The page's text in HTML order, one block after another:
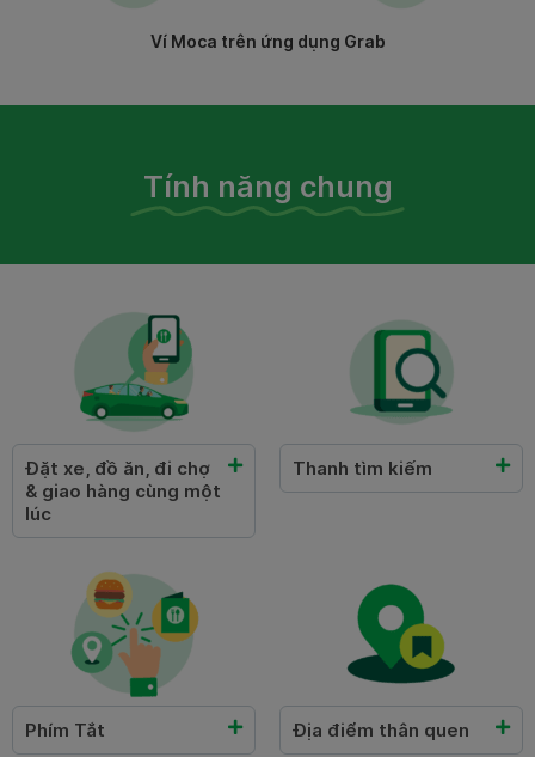
Ví Moca trên ứng dụng Grab
Tính năng chung
Đặt xe, đồ ăn, đi chợ
& giao hàng cùng một
lúc​
Thanh tìm kiếm
Phím Tắt​ Địa điểm thân quen​